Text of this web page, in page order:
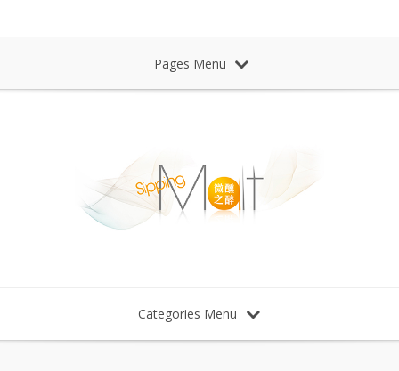
Pages Menu
Categories Menu